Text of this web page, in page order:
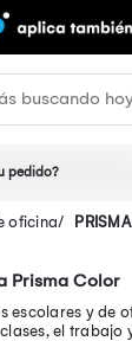
pedido?
oficina
Prisma Color
escolares y de
el trabajo